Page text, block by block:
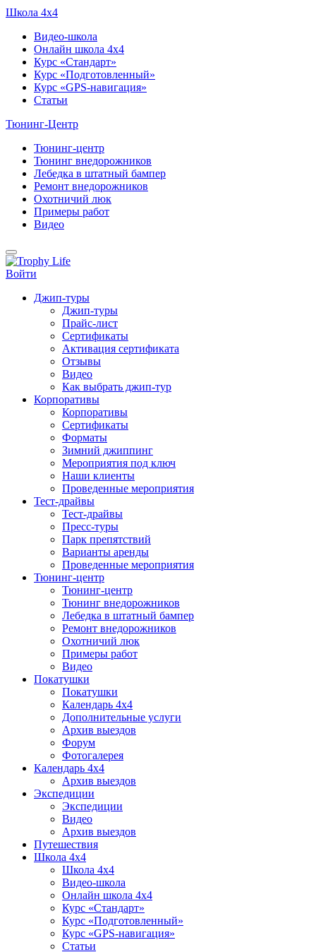
Школа 4х4
Видео-школа
Онлайн школа 4х4
Курс «Стандарт»
Курс «Подготовленный»
Курс «GPS-навигация»
Статьи
Тюнинг-Центр
Тюнинг-центр
Тюнинг внедорожников
Лебедка в штатный бампер
Ремонт внедорожников
Охотничий люк
Примеры работ
Видео
Войти
Джип-туры
Джип-туры
Прайс-лист
Сертификаты
Активация сертификата
Отзывы
Видео
Как выбрать джип-тур
Корпоративы
Корпоративы
Сертификаты
Форматы
Зимний джиппинг
Мероприятия под ключ
Наши клиенты
Проведенные мероприятия
Тест-драйвы
Тест-драйвы
Пресс-туры
Парк препятствий
Варианты аренды
Проведенные мероприятия
Тюнинг-центр
Тюнинг-центр
Тюнинг внедорожников
Лебедка в штатный бампер
Ремонт внедорожников
Охотничий люк
Примеры работ
Видео
Покатушки
Покатушки
Календарь 4х4
Дополнительные услуги
Архив выездов
Форум
Фотогалерея
Календарь 4х4
Архив выездов
Экспедиции
Экспедиции
Видео
Архив выездов
Путешествия
Школа 4х4
Школа 4х4
Видео-школа
Онлайн школа 4х4
Курс «Стандарт»
Курс «Подготовленный»
Курс «GPS-навигация»
Статьи